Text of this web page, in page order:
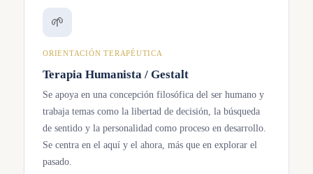
🌱
ORIENTACIÓN TERAPÉUTICA
Terapia Humanista / Gestalt
Se apoya en una concepción filosófica del ser humano y
trabaja temas como la libertad de decisión, la búsqueda
de sentido y la personalidad como proceso en desarrollo.
Se centra en el aquí y el ahora, más que en explorar el
pasado.